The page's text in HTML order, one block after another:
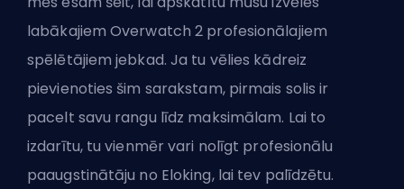
labākajiem Overwatch 2 profesionālajiem
spēlētājiem jebkad. Ja tu vēlies kādreiz
pievienoties šim sarakstam, pirmais solis ir
pacelt savu rangu līdz maksimālam. Lai to
izdarītu, tu vienmēr vari nolīgt profesionālu
paaugstinātāju no Eloking, lai tev palīdzētu.